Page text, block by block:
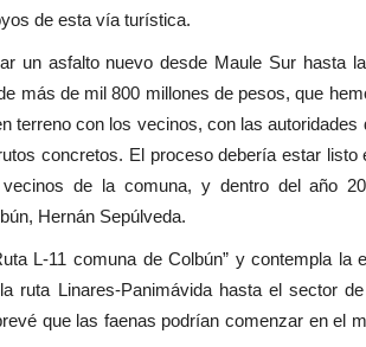
de esta vía turística.
un asfalto nuevo desde Maule Sur hasta
más de mil 800 millones de pesos, que
terreno con los vecinos, con las autoridades
concretos. El proceso debería estar listo
de la comuna, y dentro del año
Hernán Sepúlveda.
L-11 comuna de Colbún” y contempla la
ruta Linares-Panimávida hasta el sector
que las faenas podrían comenzar en el
confirmó
Política
Tensión en el PS: